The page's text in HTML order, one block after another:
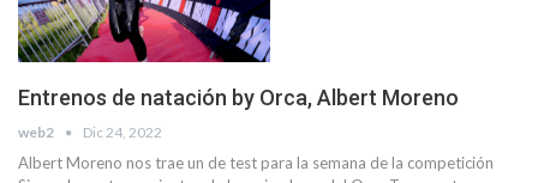
Entrenos de natación by Orca, Albert Moreno
web2 Dic 24, 2022
Albert Moreno nos trae un de test para la semana de la competición